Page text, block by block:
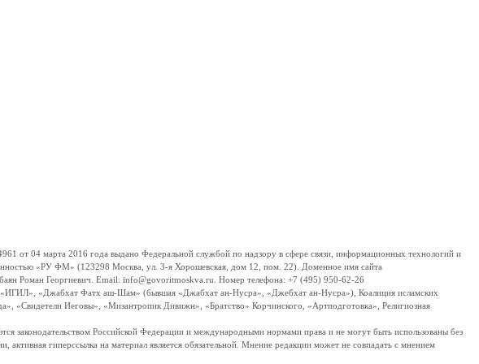
04 марта 2016 года выдано Федеральной службой по надзору в сфере связи, информационных технологий и
«РУ ФМ» (123298 Москва, ул. 3-я Хорошевская, дом 12, пом. 22). Доменное имя сайта
Роман Георгиевич. Email: info@govoritmoskva.ru. Номер телефона: +7 (495) 950-62-26
«ИГИЛ», «Джабхат Фатх аш-Шам» (бывшая «Джабхат ан-Нусра», «Джебхат ан-Нусра»), Коалиция исламских
Иеговы», «Мизантропик Дивижн», «Братство» Корчинского, «Артподготовка», Религиозная
законодательством Российской Федерации и международными нормами права и не могут быть использованы без
гиперссылка на материал является обязательной. Мнение редакции может не совпадать с мнением